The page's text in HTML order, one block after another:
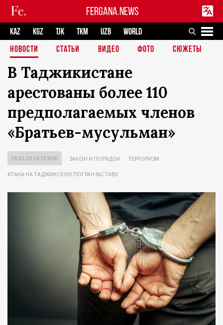
FERGANA.NEWS
KAZ KGZ TJK TKM UZB
WORLD
НОВОСТИ
СТАТЬИ ВИДЕО ФОТО СЮЖЕТЫ
В Таджикистане
арестованы более 110
предполагаемых членов
«Братьев-мусульман»
28.01.20 10:33 MSK ЗАКОН И ПОРЯДОК ТЕРРОРИЗМ
АТАКА НА ТАДЖИКСКУЮ ПОГРАНЗАСТАВУ